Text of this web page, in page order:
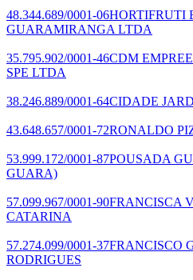
48.344.689/0001-06HORTIFRUTI
GUARAMIRANGA LTDA
35.795.902/0001-46CDM
SPE LTDA
38.246.889/0001-64CIDADE
43.648.657/0001-72RONALDO
53.999.172/0001-87POUSADA
GUARA)
57.099.967/0001-90FRANCISCA
CATARINA
57.274.099/0001-37FRANCISCO
RODRIGUES